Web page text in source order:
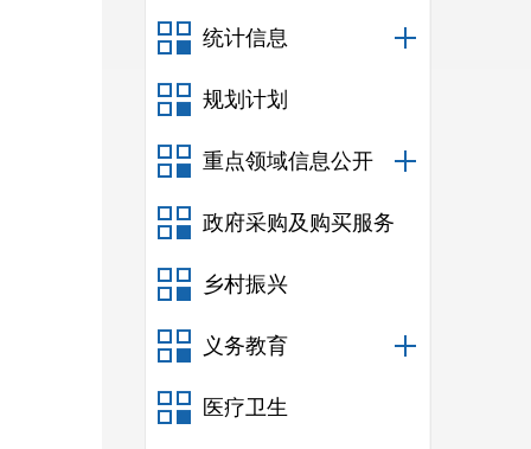
统计信息
规划计划
重点领域信息公开
政府采购及购买服务
乡村振兴
义务教育
医疗卫生